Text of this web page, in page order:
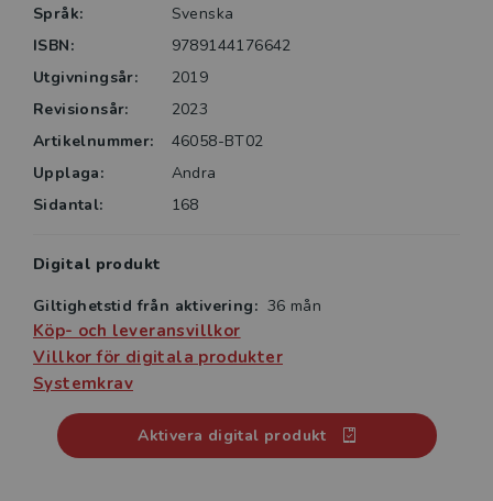
Till Grundbok Lära NO 4 finns även Arbetsbok och
Nya upplagan av fungerar väl med tidigare upplagor.
Språk:
Svenska
ISBN:
9789144176642
Utgivningsår:
2019
Revisionsår:
2023
Artikelnummer:
46058-BT02
Upplaga:
Andra
Sidantal:
168
Digital produkt
Giltighetstid från aktivering: 36 mån
Köp- och leveransvillkor
Villkor för digitala produkter
Systemkrav
Aktivera digital produkt